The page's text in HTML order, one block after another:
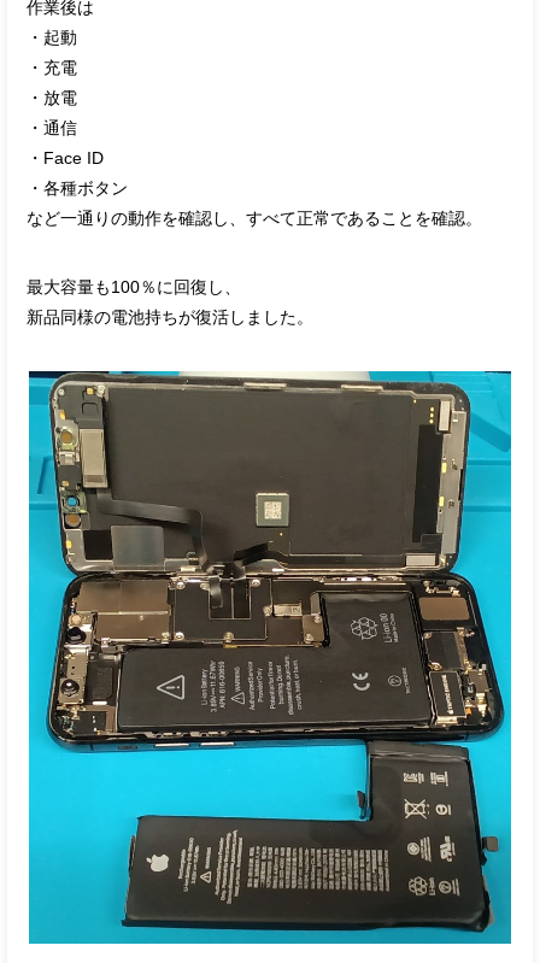
作業後は
・起動
・充電
・放電
・通信
・Face ID
・各種ボタン
など一通りの動作を確認し、すべて正常であることを確認。
最大容量も100％に回復し、
新品同様の電池持ちが復活しました。